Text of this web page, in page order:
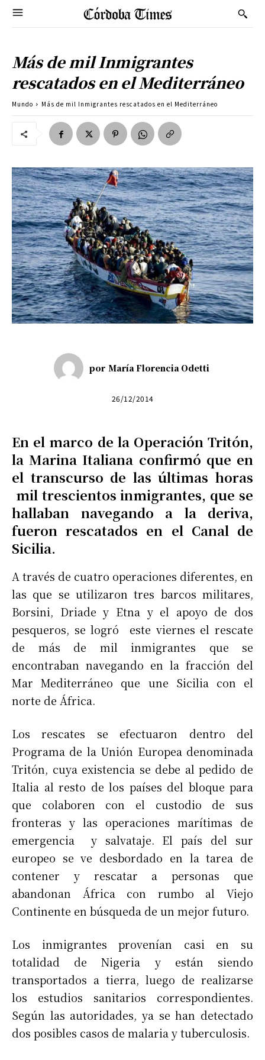
Más de mil Inmigrantes
rescatados en el Mediterráneo
Mundo Más de mil Inmigrantes rescatados en el Mediterráneo
por María Florencia Odetti
26/12/2014
En el marco de la Operación Tritón,
la Marina Italiana confirmó que en
el transcurso de las últimas horas
mil trescientos inmigrantes, que se
hallaban navegando a la deriva,
fueron rescatados en el Canal de
Sicilia.
A través de cuatro operaciones diferentes, en
las que se utilizaron tres barcos militares,
Borsini, Driade y Etna y el apoyo de dos
pesqueros, se logró este viernes el rescate
de más de mil inmigrantes que se
encontraban navegando en la fracción del
Mar Mediterráneo que une Sicilia con el
norte de África.
Los rescates se efectuaron dentro del
Programa de la Unión Europea denominada
Tritón, cuya existencia se debe al pedido de
Italia al resto de los países del bloque para
que colaboren con el custodio de sus
fronteras y las operaciones marítimas de
emergencia y salvataje. El país del sur
europeo se ve desbordado en la tarea de
contener y rescatar a personas que
abandonan África con rumbo al Viejo
Continente en búsqueda de un mejor futuro.
Los inmigrantes provenían casi en su
totalidad de Nigeria y están siendo
transportados a tierra, luego de realizarse
los estudios sanitarios correspondientes.
Según las autoridades, ya se han detectado
dos posibles casos de malaria y tuberculosis.